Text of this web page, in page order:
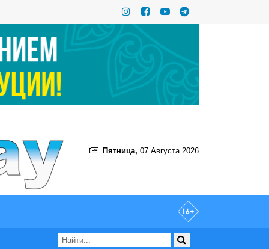
Пятница, 07 Августа 2026